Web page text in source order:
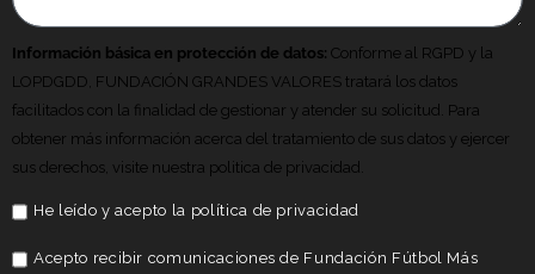
Información básica en protección de datos: Conforme al RGPD y la
LOPDGDD, FUNDACIÓN GRANDES VALORES tratará los datos
facilitados con la finalidad de gestionar y atender su solicitud. Para
obtener más información acerca del tratamiento de sus datos y ejercer
sus derechos, visite nuestra politica de privacidad.
He leído y acepto la política de privacidad
Acepto recibir comunicaciones de Fundación Fútbol Más